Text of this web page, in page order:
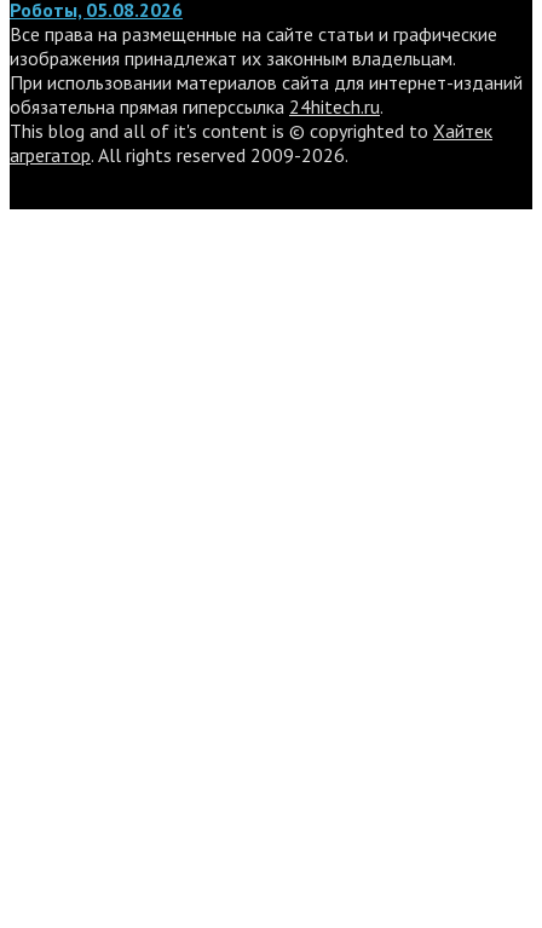
Роботы, 05.08.2026
Все права на размещенные на сайте статьи и графические
изображения принадлежат их законным владельцам.
При использовании материалов сайта для интернет-изданий
обязательна прямая гиперссылка 24hitech.ru.
This blog and all of it's content is © copyrighted to Хайтек
агрегатор. All rights reserved 2009-2026.